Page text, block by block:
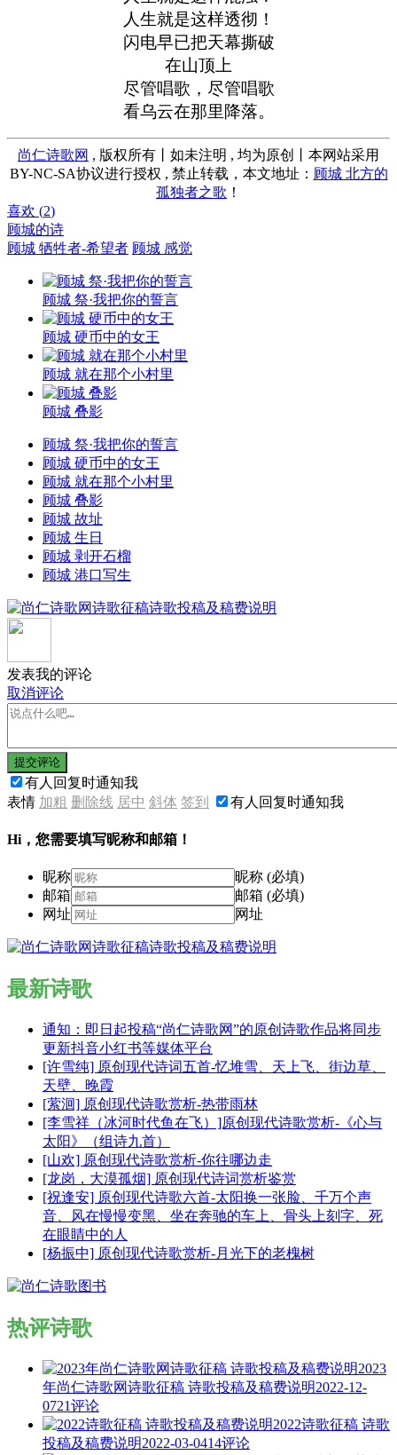
人生就是这样透彻！
闪电早已把天幕撕破
在山顶上
尽管唱歌，尽管唱歌
看乌云在那里降落。
尚仁诗歌网 , 版权所有丨如未注明 , 均为原创丨本网站采用
BY-NC-SA协议进行授权 , 禁止转载，本文地址： 顾城 北方的
孤独者之歌 ！
喜欢 (2)
顾城的诗
顾城 牺牲者-希望者 顾城 感觉
顾城 祭·我把你的誓言
顾城 硬币中的女王
顾城 就在那个小村里
顾城 叠影
顾城 祭·我把你的誓言
顾城 硬币中的女王
顾城 就在那个小村里
顾城 叠影
顾城 故址
顾城 生日
顾城 剥开石榴
顾城 港口写生
发表我的评论
取消评论
提交评论
有人回复时通知我
表情 加粗 删除线 居中 斜体 签到 有人回复时通知我
Hi，您需要填写昵称和邮箱！
昵称
昵称 (必填)
邮箱
邮箱 (必填)
网址
网址
最新诗歌
通知：即日起投稿“尚仁诗歌网”的原创诗歌作品将同步
更新抖音小红书等媒体平台
[许雪纯] 原创现代诗词五首-忆堆雪、天上飞、街边草、
天壁、晚霞
[萦洄] 原创现代诗歌赏析-热带雨林
[李雪祥（冰河时代鱼在飞）]原创现代诗歌赏析-《心与
太阳》（组诗九首）
[山欢] 原创现代诗歌赏析-你往哪边走
[龙岗，大漠孤烟] 原创现代诗词赏析鉴赏
[祝逢安] 原创现代诗歌六首-太阳换一张脸、千万个声
音、风在慢慢变黑、坐在奔驰的车上、骨头上刻字、死
在眼睛中的人
[杨振中] 原创现代诗歌赏析-月光下的老槐树
热评诗歌
2023
年尚仁诗歌网诗歌征稿 诗歌投稿及稿费说明2022-12-
0721评论
2022诗歌征稿 诗歌
投稿及稿费说明2022-03-0414评论